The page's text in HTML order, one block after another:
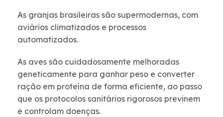
As granjas brasileiras são supermodernas, com
aviários climatizados e processos
automatizados.
As aves são cuidadosamente melhoradas
geneticamente para ganhar peso e converter
ração em proteína de forma eficiente, ao passo
que os protocolos sanitários rigorosos previnem
e controlam doenças.